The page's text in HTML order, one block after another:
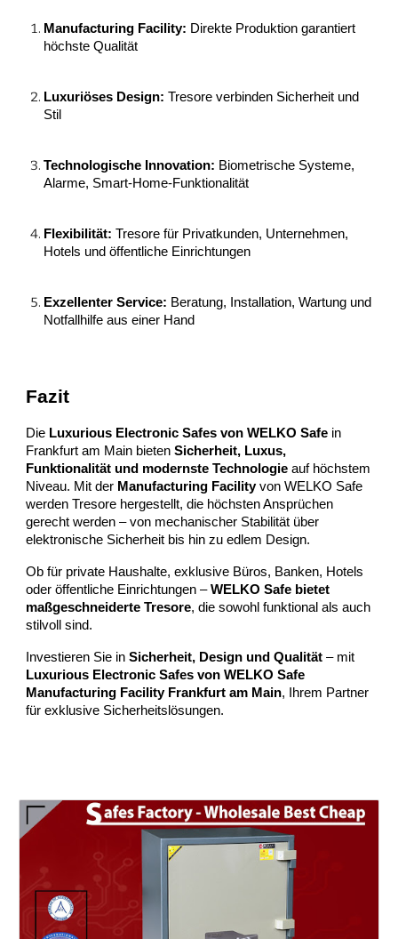
Manufacturing Facility: Direkte Produktion garantiert
höchste Qualität
Luxuriöses Design: Tresore verbinden Sicherheit und
Stil
Technologische Innovation: Biometrische Systeme,
Alarme, Smart-Home-Funktionalität
Flexibilität: Tresore für Privatkunden, Unternehmen,
Hotels und öffentliche Einrichtungen
Exzellenter Service: Beratung, Installation, Wartung und
Notfallhilfe aus einer Hand
Fazit
Die Luxurious Electronic Safes von WELKO Safe in
Frankfurt am Main bietenSicherheit, Luxus,
Funktionalität und modernste Technologie auf höchstem
Niveau. Mit der Manufacturing Facilityvon WELKO Safe
werden Tresore hergestellt, die höchsten Ansprüchen
gerecht werden – von mechanischer Stabilität über
elektronische Sicherheit bis hin zu edlem Design.
Ob für private Haushalte, exklusive Büros, Banken, Hotels
oder öffentliche Einrichtungen –WELKO Safe bietet
maßgeschneiderte Tresore, die sowohl funktional als auch
stilvoll sind.
Investieren Sie inSicherheit, Design und Qualität – mit
Luxurious Electronic Safes von WELKO Safe
Manufacturing Facility Frankfurt am Main, Ihrem Partner
für exklusive Sicherheitslösungen.